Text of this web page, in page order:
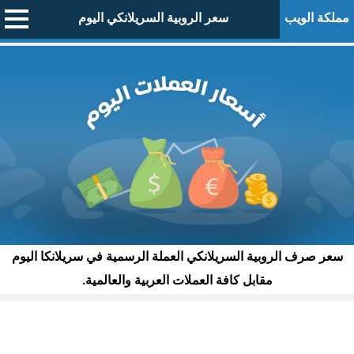
مملكة الويب سعر الروبية السريلانكي اليوم
سعر صرف الروبية السريلانكي العملة الرسمية في سريلانكا اليوم
مقابل كافة العملات العربية والعالمية.